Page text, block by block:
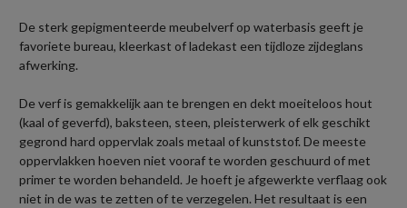
De sterk gepigmenteerde meubelverf op waterbasis geeft je
favoriete bureau, kleerkast of ladekast een tijdloze zijdeglans
afwerking.
De verf is gemakkelijk aan te brengen en dekt moeiteloos hout
(kaal of geverfd), baksteen, steen, pleisterwerk of elk geschikt
gegrond hard oppervlak zoals metaal of kunststof. De meeste
oppervlakken hoeven niet vooraf te worden geschuurd of met
primer te worden behandeld. Je hoeft je afgewerkte verflaag ook
niet in de was te zetten of te verzegelen. Het resultaat is een